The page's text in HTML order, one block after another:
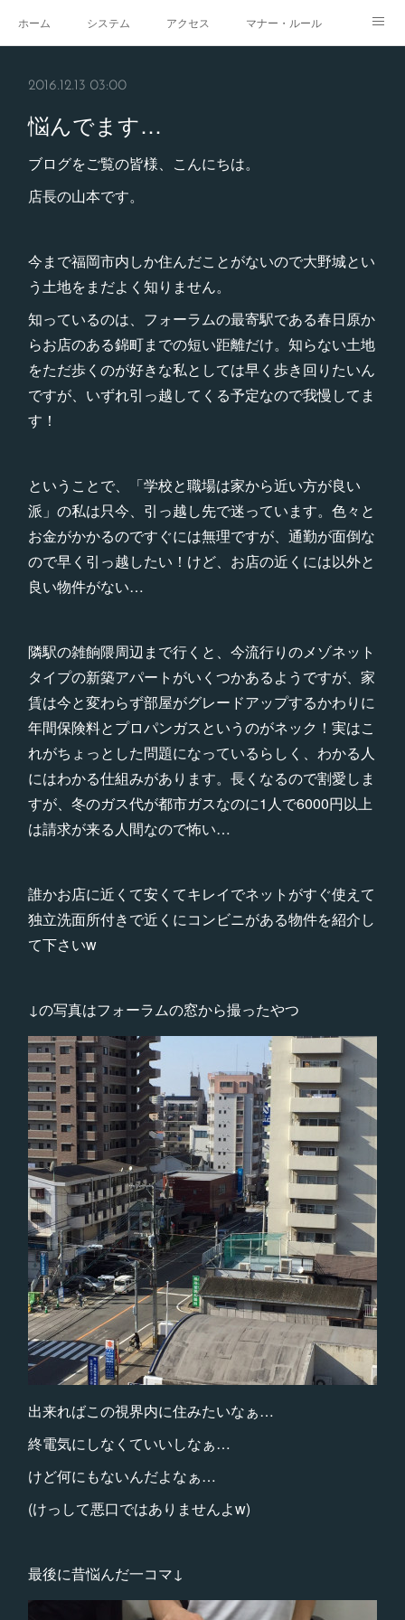
ホーム システム アクセス マナー・ルール
2016.12.13 03:00
悩んでます…
ブログをご覧の皆様、こんにちは。
店長の山本です。
今まで福岡市内しか住んだことがないので大野城とい
う土地をまだよく知りません。
知っているのは、フォーラムの最寄駅である春日原か
らお店のある錦町までの短い距離だけ。知らない土地
をただ歩くのが好きな私としては早く歩き回りたいん
ですが、いずれ引っ越してくる予定なので我慢してま
す！
ということで、「学校と職場は家から近い方が良い
派」の私は只今、引っ越し先で迷っています。色々と
お金がかかるのですぐには無理ですが、通勤が面倒な
ので早く引っ越したい！けど、お店の近くには以外と
良い物件がない…
隣駅の雑餉隈周辺まで行くと、今流行りのメゾネット
タイプの新築アパートがいくつかあるようですが、家
賃は今と変わらず部屋がグレードアップするかわりに
年間保険料とプロパンガスというのがネック！実はこ
れがちょっとした問題になっているらしく、わかる人
にはわかる仕組みがあります。長くなるので割愛しま
すが、冬のガス代が都市ガスなのに1人で6000円以上
は請求が来る人間なので怖い…
誰かお店に近くて安くてキレイでネットがすぐ使えて
独立洗面所付きで近くにコンビニがある物件を紹介し
て下さいw
↓の写真はフォーラムの窓から撮ったやつ
出来ればこの視界内に住みたいなぁ…
終電気にしなくていいしなぁ…
けど何にもないんだよなぁ…
(けっして悪口ではありませんよw)
最後に昔悩んだ一コマ↓